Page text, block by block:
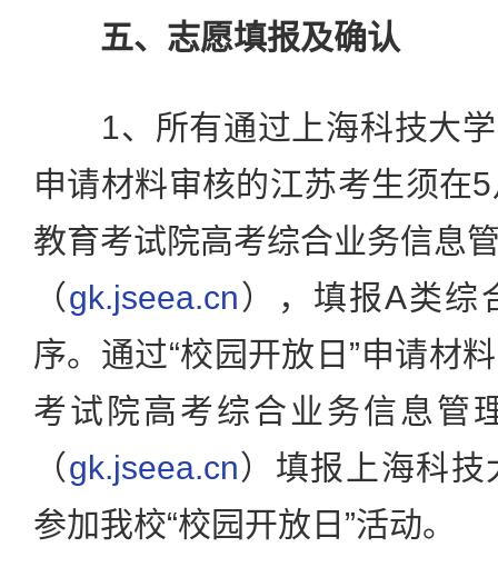
五、志愿填报及确认
1、所有通过上海科技大学
申请材料审核的江苏考生须在
教育考试院高考综合业务信息
（gk.jseea.cn ），填报A类综
序。通过“校园开放日”申请材
考试院高考综合业务信息管
（gk.jseea.cn）填报上海科
参加我校“校园开放日”活动。